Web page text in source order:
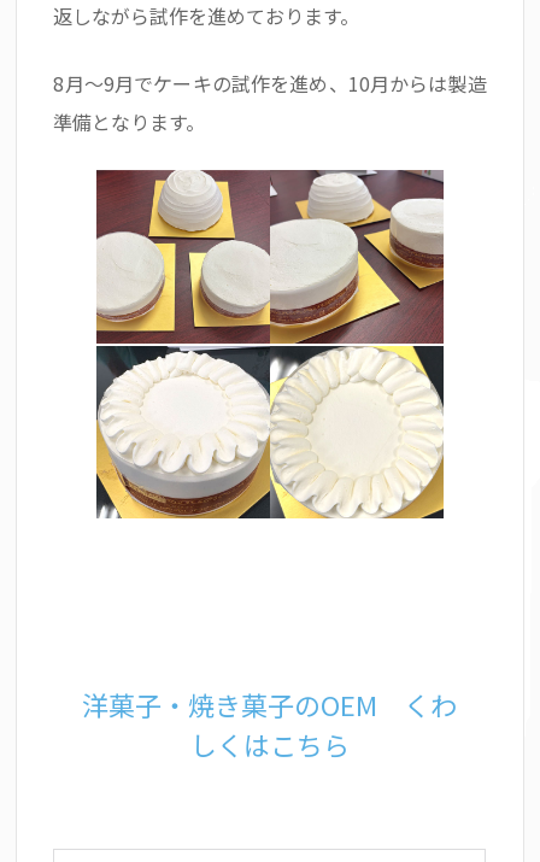
返しながら試作を進めております。
8月～9月でケーキの試作を進め、10月からは製造
準備となります。
洋菓子・焼き菓子のOEM くわ
しくはこちら